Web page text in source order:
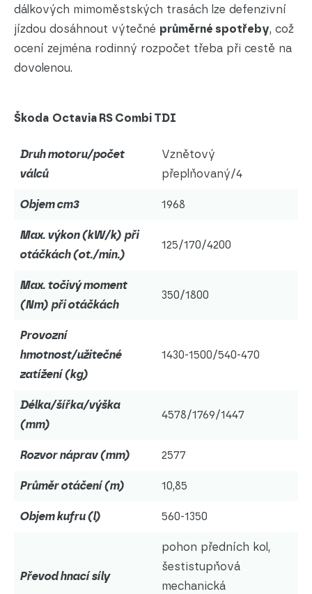
dálkových mimoměstských trasách lze defenzivní
jízdou dosáhnout výtečné průměrné spotřeby, což
ocení zejména rodinný rozpočet třeba při cestě na
dovolenou.
Škoda Octavia RS Combi TDI
Druh motoru/počet
válců
Vznětový
přeplňovaný/4
Objem cm3 1968
Max. výkon (kW/k) při
otáčkách (ot./min.)
125/170/4200
Max. točivý moment
(Nm) při otáčkách
350/1800
Provozní
hmotnost/užitečné
zatížení (kg)
1430-1500/540-470
Délka/šířka/výška
(mm)
4578/1769/1447
Rozvor náprav (mm) 2577
Průměr otáčení (m) 10,85
Objem kufru (l) 560-1350
Převod hnací síly
pohon předních kol,
šestistupňová
mechanická